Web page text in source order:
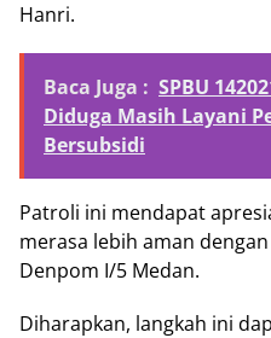
Hanri.
Baca Juga : SPBU
Diduga Masih Layani
Bersubsidi
Patroli ini mendapat
merasa lebih aman
Denpom I/5 Medan.
Diharapkan, langkah ini